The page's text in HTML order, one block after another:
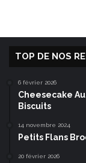
TOP DE NOS
6 février 2026
Cheesecake
Biscuits
14 novembre 2024
Petits Flans
20 février 2026